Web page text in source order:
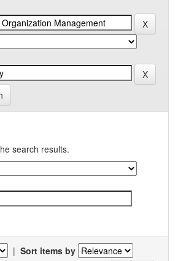
search results.
| Sort items by